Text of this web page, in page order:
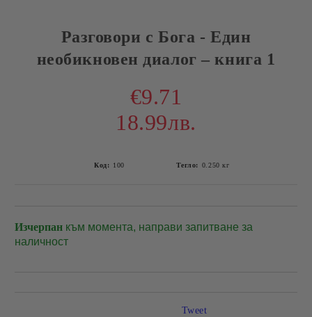
Разговори с Бога - Един
необикновен диалог – книга 1
€9.71
18.99лв.
Код: 100 Тегло: 0.250 кг
Изчерпан към момента, направи запитване за
наличност
Tweet